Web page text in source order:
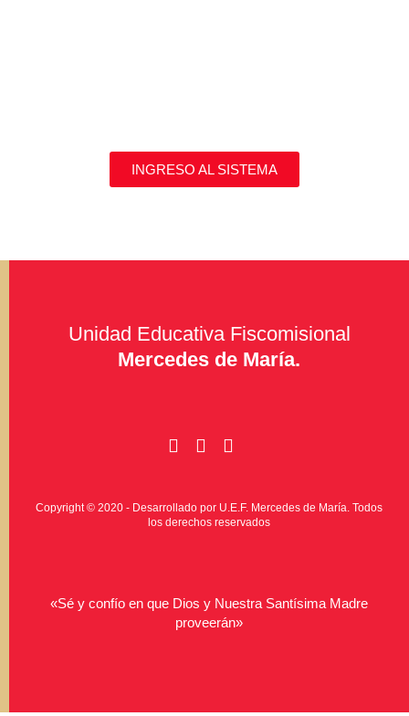
INGRESO AL SISTEMA
Unidad Educativa Fiscomisional
Mercedes de María.
Copyright © 2020 - Desarrollado por U.E.F. Mercedes de María. Todos
los derechos reservados
«Sé y confío en que Dios y Nuestra Santísima Madre
proveerán»